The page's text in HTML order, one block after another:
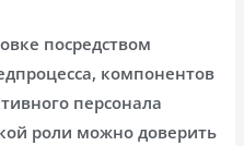
посредством
компонентов
персонала
роли можно доверить